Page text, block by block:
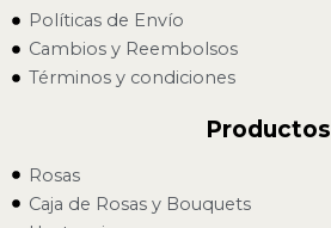
Políticas de Envío
Cambios y Reembolsos
Términos y condiciones
Productos
Rosas
Caja de Rosas y Bouquets